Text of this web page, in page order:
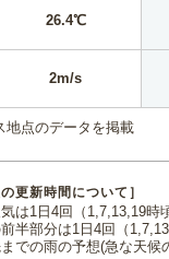
26.4℃
2m/s
地点のデータを掲載
の更新時間について］
は1日4回（1,7,13,19時
半部分は1日4回（
での雨の予想(急な天候